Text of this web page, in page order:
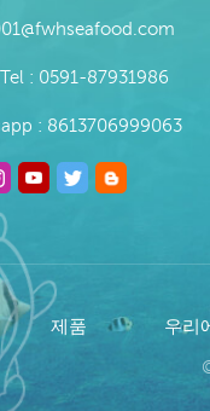
Tel : 0591-87931986
: 8613706999063
제품 우리